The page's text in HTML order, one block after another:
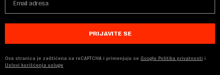
PRIJAVITE SE
Ova stranica je zaštićena sa reCAPTCHA i primenjuju se Google Politika privatnosti i
Uslovi korišćenja usluge